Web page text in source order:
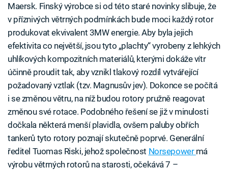
Maersk. Finský výrobce si od této staré novinky slibuje, že
v příznivých větrných podmínkách bude moci každý rotor
produkovat ekvivalent 3MW energie. Aby byla jejich
efektivita co největší, jsou tyto „plachty“ vyrobeny z lehkých
uhlíkových kompozitních materiálů, kterými dokáže vítr
účinně proudit tak, aby vznikl tlakový rozdíl vytvářející
požadovaný vztlak (tzv. Magnusův jev). Dokonce se počítá
i se změnou větru, na níž budou rotory pružně reagovat
změnou své rotace. Podobného řešení se již v minulosti
dočkala některá menší plavidla, ovšem paluby obřích
tankerů tyto rotory poznají skutečně poprvé. Generální
ředitel Tuomas Riski, jehož společnost Norsepower má
výrobu větrných rotorů na starosti, očekává 7 –